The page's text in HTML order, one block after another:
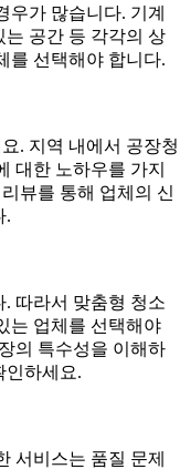
우가 많습니다. 기계
는 공간 등 각각의 상
를 선택해야 합니다.
. 지역 내에서 공장청
대한 노하우를 가지
뷰를 통해 업체의 신
.
따라서 맞춤형 청소
는 업체를 선택해야
의 특수성을 이해하
인하세요.
서비스는 품질 문제